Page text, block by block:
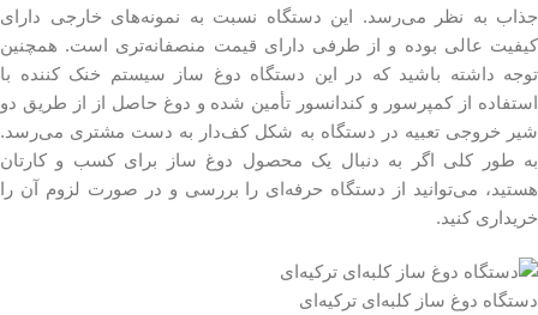
جذاب به نظر می‌رسد. این دستگاه نسبت به نمونه‌های خارجی دارای
کیفیت عالی بوده و از طرفی دارای قیمت منصفانه‌تری است. همچنین
توجه داشته باشید که در این دستگاه دوغ ساز سیستم خنک کننده با
استفاده از کمپرسور و کندانسور تأمین شده و دوغ حاصل از از طریق دو
شیر خروجی تعبیه در دستگاه به شکل کف‌دار به دست مشتری می‌رسد.
به طور کلی اگر به دنبال یک محصول دوغ ساز برای کسب و کارتان
هستید، می‌توانید از دستگاه حرفه‌ای را بررسی و در صورت لزوم آن را
خریداری کنید.
دستگاه دوغ ساز کلبه‌ای ترکیه‌ای